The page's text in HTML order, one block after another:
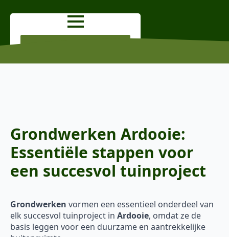
Grondwerken Ardooie:
Essentiële stappen voor
een succesvol tuinproject
Grondwerken vormen een essentieel onderdeel van
elk succesvol tuinproject in Ardooie, omdat ze de
basis leggen voor een duurzame en aantrekkelijke